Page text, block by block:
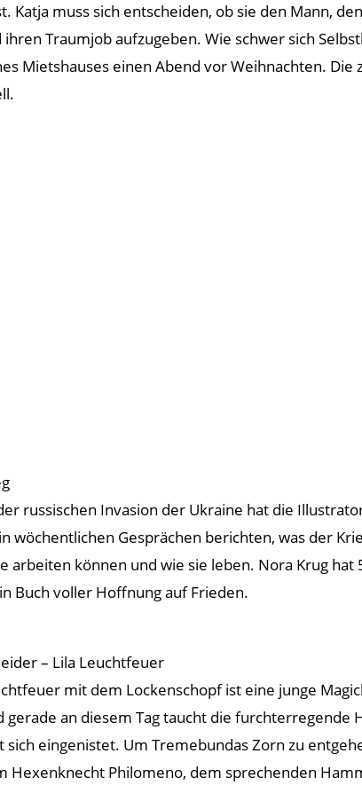
Katja muss sich entscheiden, ob sie den Mann,
Traumjob aufzugeben. Wie schwer sich
Mietshauses einen Abend vor Weihnachten.
russischen Invasion der Ukraine hat die
wöchentlichen Gesprächen berichten, was der
arbeiten können und wie sie leben. Nora Krug
Buch voller Hoffnung auf Frieden.
– Lila Leuchtfeuer
mit dem Lockenschopf ist eine junge
an diesem Tag taucht die
eingenistet. Um Tremebundas Zorn zu
Hexenknecht Philomeno, dem sprechenden